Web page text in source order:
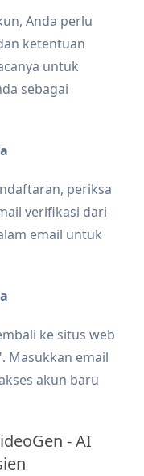
Anda perlu
ketentuan
untuk
sebagai
periksa
verifikasi dari
email untuk
ke situs web
Masukkan email
akun baru
- AI